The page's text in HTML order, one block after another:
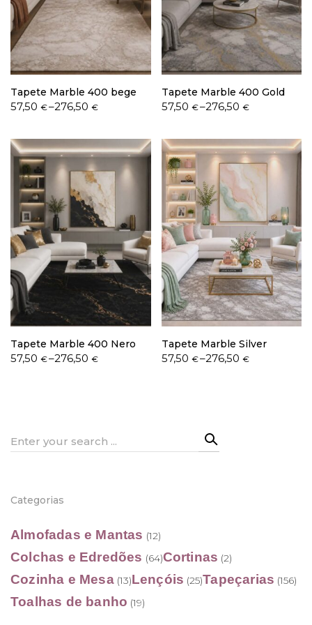
Política de Privacidade
Tapete Marble 400 bege
57,50 €–276,50€
Price
through
276,50 €
Tapete Marble 400 Gold
57,50 €–276,50 €
Price
through
276,50 €
Tapete Marble 400 Nero
57,50 €–276,50€
Price
Tapete Marble Silver
57,50 €–276,50 €
Price
Search
Categorias
Almofadas e Mantas (12)
Colchas e Edredões (64)Cortinas (2)
Cozinha e Mesa (13)Lençóis (25)Tapeçarias (156)
Toalhas de banho (19)